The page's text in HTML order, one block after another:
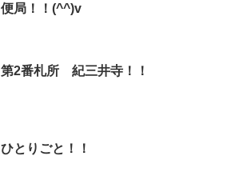
便局！！(^^)v
第2番札所 紀三井寺！！
ひとりごと！！